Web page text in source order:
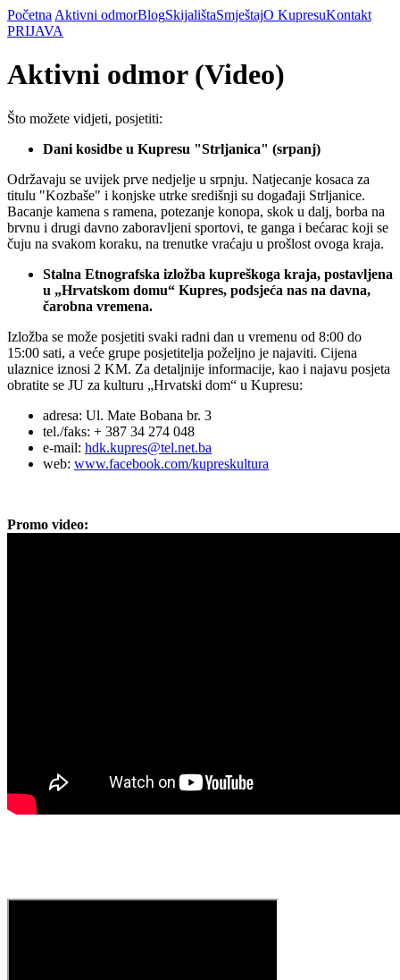
Početna Aktivni odmorBlogSkijalištaSmještajO KupresuKontakt
PRIJAVA
Aktivni odmor (Video)
Što možete vidjeti, posjetiti:
Dani kosidbe u Kupresu "Strljanica" (srpanj)
Održavaju se uvijek prve nedjelje u srpnju. Natjecanje kosaca za
titulu "Kozbaše" i konjske utrke središnji su događaji Strljanice.
Bacanje kamena s ramena, potezanje konopa, skok u dalj, borba na
brvnu i drugi davno zaboravljeni sportovi, te ganga i bećarac koji se
čuju na svakom koraku, na trenutke vraćaju u prošlost ovoga kraja.
Stalna Etnografska izložba kupreškoga kraja, postavljena
u „Hrvatskom domu“ Kupres, podsjeća nas na davna,
čarobna vremena.
Izložba se može posjetiti svaki radni dan u vremenu od 8:00 do
15:00 sati, a veće grupe posjetitelja poželjno je najaviti. Cijena
ulaznice iznosi 2 KM. Za detaljnije informacije, kao i najavu posjeta
obratite se JU za kulturu „Hrvatski dom“ u Kupresu:
adresa: Ul. Mate Bobana br. 3
tel./faks: + 387 34 274 048
e-mail: hdk.kupres@tel.net.ba
web: www.facebook.com/kupreskultura
Promo video: